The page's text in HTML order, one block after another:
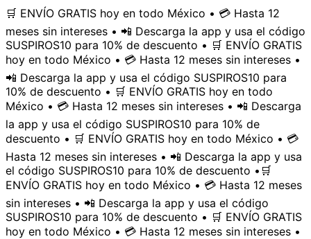
🛒 ENVÍO GRATIS hoy en todo México • 💳 Hasta 12
meses sin intereses • 📲 Descarga la app y usa el código
SUSPIROS10 para 10% de descuento • 🛒 ENVÍO GRATIS
hoy en todo México • 💳 Hasta 12 meses sin intereses •
📲 Descarga la app y usa el código SUSPIROS10 para
10% de descuento • 🛒 ENVÍO GRATIS hoy en todo
México • 💳 Hasta 12 meses sin intereses • 📲 Descarga
la app y usa el código SUSPIROS10 para 10% de
descuento • 🛒 ENVÍO GRATIS hoy en todo México • 💳
Hasta 12 meses sin intereses • 📲 Descarga la app y usa
el código SUSPIROS10 para 10% de descuento • 🛒
ENVÍO GRATIS hoy en todo México • 💳 Hasta 12 meses
sin intereses • 📲 Descarga la app y usa el código
SUSPIROS10 para 10% de descuento • 🛒 ENVÍO GRATIS
hoy en todo México • 💳 Hasta 12 meses sin intereses •